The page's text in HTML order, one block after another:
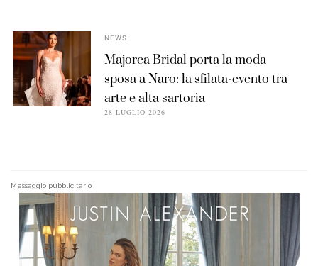
NEWS
Majorca Bridal porta la moda
sposa a Naro: la sfilata-evento tra
arte e alta sartoria
28 LUGLIO 2026
Messaggio pubblicitario